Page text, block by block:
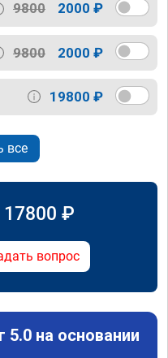
9800 2000 ₽
9800 2000 ₽
19800 ₽
все
17800 ₽
вопрос
5.0 на основании